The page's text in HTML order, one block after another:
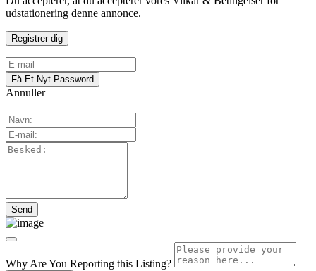
udstationering denne annonce.
Annuller
Why Are You Reporting this Listing?